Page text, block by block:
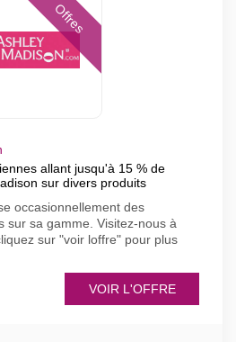
Offres
allant jusqu'à 15 % de
sur divers produits
occasionnellement des
sur sa gamme. Visitez-nous à
sur "voir loffre" pour plus
VOIR L'OFFRE